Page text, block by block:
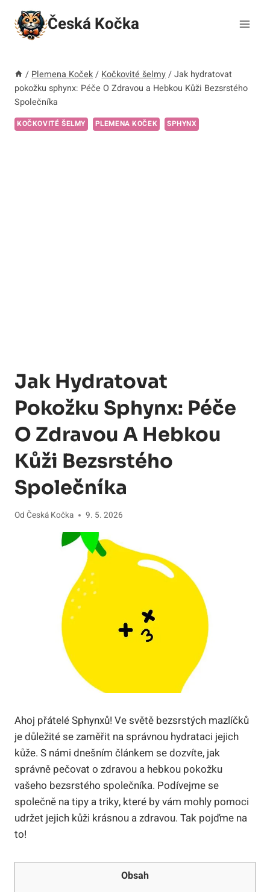
Přeskočit
obsah
Česká Kočka
/ Plemena Koček / Kočkovité šelmy / Jak hydratovat
pokožku sphynx: Péče O Zdravou a Hebkou Kůži Bezsrstého
Společníka
KOČKOVITÉ ŠELMY PLEMENA KOČEK SPHYNX
Jak Hydratovat
Pokožku Sphynx: Péče
O Zdravou A Hebkou
Kůži Bezsrstého
Společníka
Od Česká Kočka 9. 5. 2026
Ahoj přátelé Sphynxů! Ve světě bezsrstých mazlíčků
je důležité se zaměřit na správnou hydrataci jejich
kůže. S námi dnešním článkem se dozvíte, jak
správně pečovat o zdravou a hebkou pokožku
vašeho bezsrstého společníka. Podívejme se
společně na tipy a triky, které by vám mohly pomoci
udržet jejich kůži krásnou a zdravou. Tak pojďme na
to!
Obsah